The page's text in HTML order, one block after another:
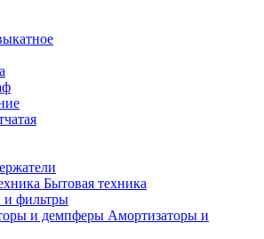
Бытовая техника
фильтры
Амортизаторы и